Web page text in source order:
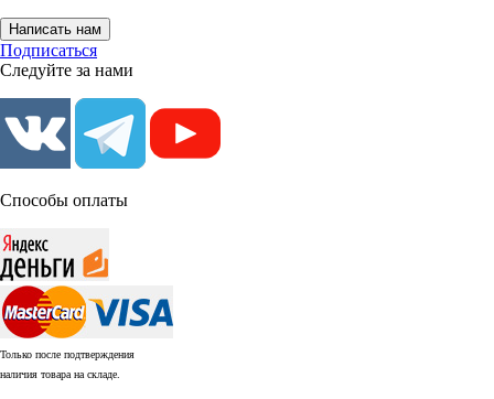
Написать нам
Подписаться
Следуйте за нами
Способы оплаты
Только после подтверждения
наличия товара на складе.